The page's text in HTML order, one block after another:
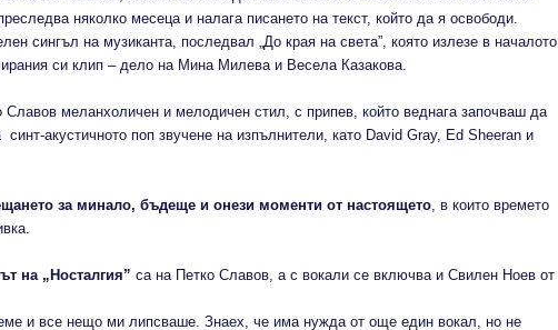
няколко месеца и налага писането на текст, който да я освободи.
сингъл на музиканта, последвал „До края на света”, която излезе в началото
си клип – дело на Мина Милева и Весела Казакова.
Славов меланхоличен и мелодичен стил, с припев, който веднага започваш да
акустичното поп звучене на изпълнители, като David Gray, Ed Sheeran и
за минало, бъдеще и онези моменти от настоящето, в които времето
на „Носталгия” са на Петко Славов, а с вокали се включва и Свилен Ноев от
и все нещо ми липсваше. Знаех, че има нужда от още един вокал, но не